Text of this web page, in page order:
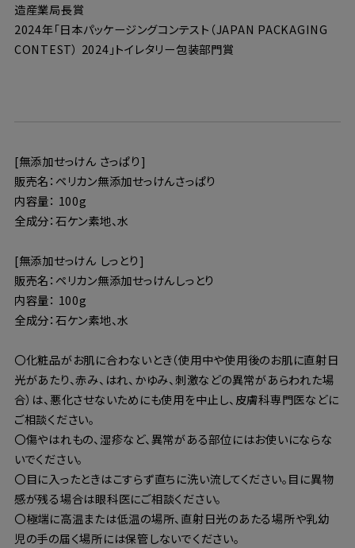
造産業局長賞
2024年「日本パッケージングコンテスト（JAPAN PACKAGING
CONTEST） 2024」トイレタリー包装部門賞
[無添加せっけん さっぱり]
販売名：ペリカン無添加せっけんさっぱり
内容量： 100g
全成分：石ケン素地、水
[無添加せっけん しっとり]
販売名：ペリカン無添加せっけんしっとり
内容量： 100g
全成分：石ケン素地、水
〇化粧品がお肌に合わないとき（使用中や使用後のお肌に直射日
光があたり、赤み、はれ、かゆみ、刺激などの異常があらわれた場
合）は、悪化させないためにも使用を中止し、皮膚科専門医などに
ご相談ください。
〇傷やはれもの、湿疹など、異常がある部位にはお使いにならな
いでください。
〇目に入ったときはこすらず直ちに洗い流してください。目に異物
感が残る場合は眼科医にご相談ください。
〇極端に高温または低温の場所、直射日光のあたる場所や乳幼
児の手の届く場所には保管しないでください。